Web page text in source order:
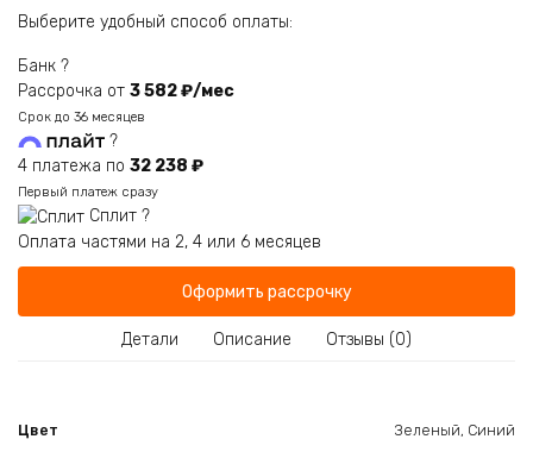
Выберите удобный способ оплаты:
Банк ?
Рассрочка от 3 582 ₽/мес
Срок до 36 месяцев
?
4 платежа по 32 238 ₽
Первый платеж сразу
Сплит ?
Оплата частями на 2, 4 или 6 месяцев
Оформить рассрочку
Детали Описание Отзывы (0)
Цвет Зеленый, Синий